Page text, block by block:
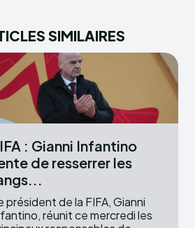
SIMILAIRES
: Gianni Infantino
de resserrer les
président de la FIFA, Gianni
réunit ce mercredi les